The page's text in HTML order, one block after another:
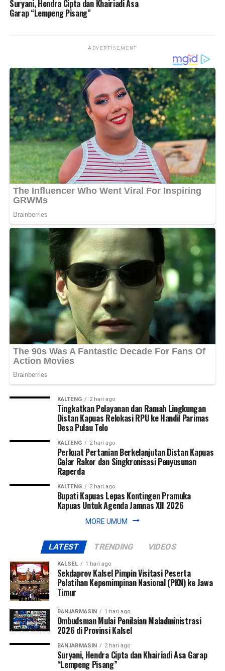
Messenger 0
Suryani, Hendra Cipta dan Khairiadi Asa
Garap “Lempeng Pisang”
ADVERTISEMENT
KALTENG 2 hari ago
Tingkatkan Pelayanan dan Ramah Lingkungan
Distan Kapuas Relokasi RPU ke Handil Parimas
Desa Pulau Telo
KALTENG 2 hari ago
Perkuat Pertanian Berkelanjutan Distan Kapuas
Gelar Rakor dan Singkronisasi Penyusunan
Raperda
KALTENG 2 hari ago
Bupati Kapuas Lepas Kontingen Pramuka
Kapuas Untuk Agenda Jamnas XII 2026
MORE UMUM
LATEST TRENDING VIDEOS
KALSEL 1 hari ago
Sekdaprov Kalsel Pimpin Visitasi Peserta
Pelatihan Kepemimpinan Nasional (PKN) ke Jawa
Timur
BANJARMASIN 1 hari ago
Ombudsman Mulai Penilaian Maladministrasi
2026 di Provinsi Kalsel
BANJARMASIN 2 hari ago
Suryani, Hendra Cipta dan Khairiadi Asa Garap
“Lempeng Pisang”